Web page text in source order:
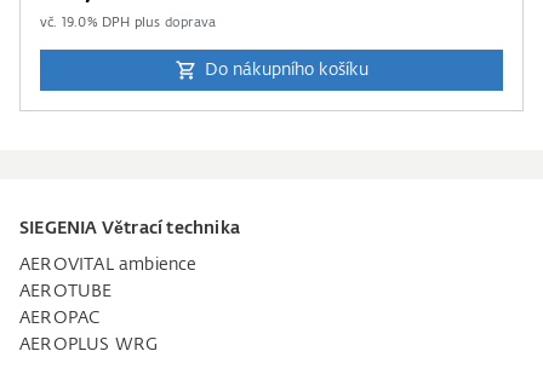
vč. 19.0% DPH plus doprava
Do nákupního košíku
SIEGENIA Větrací technika
AEROVITAL ambience
AEROTUBE
AEROPAC
AEROPLUS WRG